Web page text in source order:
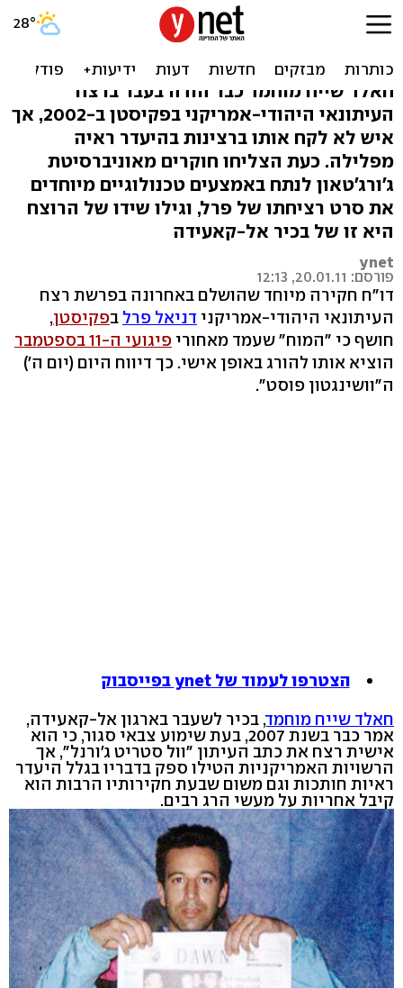
דו"ח: מתכנן ה-11 בספטמבר
רצח את דניאל פרל
חאלד שייח מוחמד כבר הודה בעבר ברצח
העיתונאי היהודי-אמריקני בפקיסטן ב-2002, אך
איש לא לקח אותו ברצינות בהיעדר ראיה
מפלילה. כעת הצליחו חוקרים מאוניברסיטת
ג'ורג'טאון לנתח באמצעים טכנולוגיים מיוחדים
את סרט רציחתו של פרל, וגילו שידו של הרוצח
היא זו של בכיר אל-קאעידה
ynet
פורסם: 20.01.11, 12:13
דו"ח חקירה מיוחד שהושלם באחרונה בפרשת רצח
העיתונאי היהודי-אמריקני דניאל פרל בפקיסטן,
חושף כי "המוח" שעמד מאחורי פיגועי ה-11 בספטמבר
הוציא אותו להורג באופן אישי. כך דיווח היום (יום ה')
ה"וושינגטון פוסט".
הצטרפו לעמוד של ynet בפייסבוק
חאלד שייח מוחמד, בכיר לשעבר בארגון אל-קאעידה,
אמר כבר בשנת 2007, בעת שימוע צבאי סגור, כי הוא
אישית רצח את כתב העיתון "וול סטריט ג'ורנל", אך
הרשויות האמריקניות הטילו ספק בדבריו בגלל היעדר
ראיות חותכות וגם משום שבעת חקירותיו הרבות הוא
קיבל אחריות על מעשי הרג רבים.